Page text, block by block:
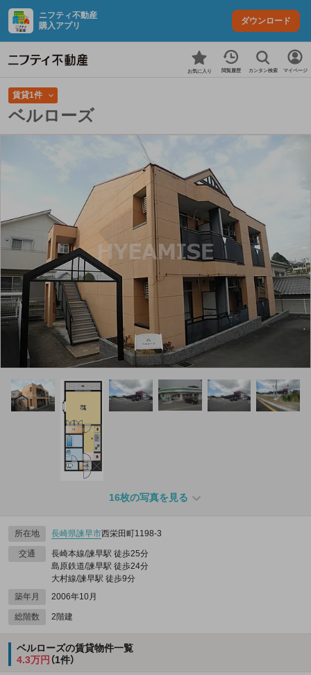
ニフティ不動産
購入アプリ
ダウンロード
お気に入り 閲覧履歴 カンタン検索 マイページ
賃貸1件
ベルローズ
16枚の写真を見る
所在地 長崎県諫早市西栄田町1198‐3
交通
長崎本線/諫早駅 徒歩25分
島原鉄道/諫早駅 徒歩24分
大村線/諫早駅 徒歩9分
築年月
2006年10月
総階数 2階建
ベルローズの賃貸物件一覧
4.3万円 （1件）